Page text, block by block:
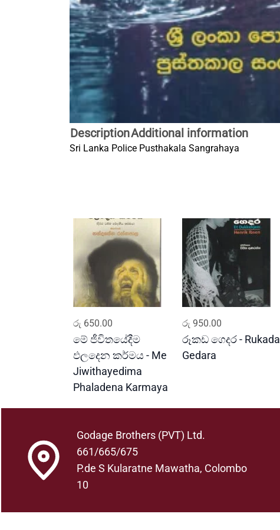
DescriptionAdditional information
Sri Lanka Police Pusthakala Sangrahaya
රු 650.00
මේ ජීවිතයේදීම
ඵලදෙන කර්මය - Me
Jiwithayedima
Phaladena Karmaya
රු 950.00
රූකඩ ගෙදර - Rukada
Gedara
Godage Brothers (PVT) Ltd.
661/665/675
P.de S Kularatne Mawatha, Colombo
10